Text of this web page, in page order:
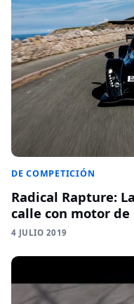
DE COMPETICIÓN
Radical Rapture:
calle con motor de
4 JULIO 2019